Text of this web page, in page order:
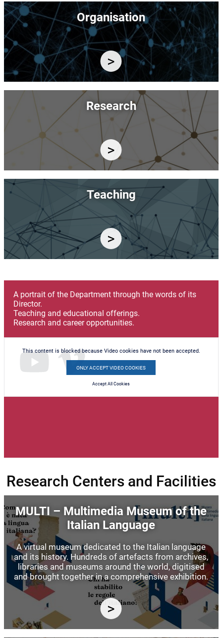
Image
Organisation
Research
Image
Teaching
A portrait of the Department through the words of its
Director.
Teaching and educational offerings.
Research and career opportunities.
This content is blocked because Video cookies have not been accepted.
ONLY ACCEPT VIDEO COOKIES
Accept All Cookies
Research Centers and Facilities
MULTI – Multimedia Museum of the
Italian Language
A virtual museum dedicated to the Italian language
and its history. Hundreds of artefacts from archives,
libraries and museums around the world, digitised
and brought together in a comprehensive exhibition.